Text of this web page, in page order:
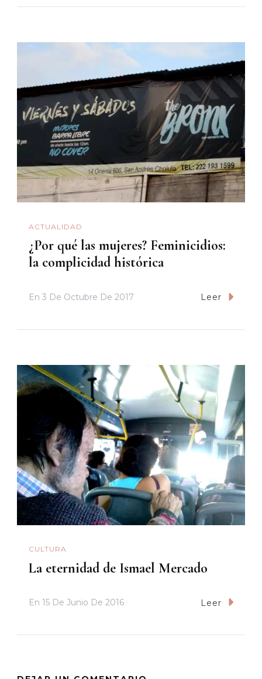
ACTUALIDAD
¿Por qué las mujeres? Feminicidios:
la complicidad histórica
En 3 De Octubre De 2017 Leer
CULTURA
La eternidad de Ismael Mercado
En 15 De Junio De 2016 Leer